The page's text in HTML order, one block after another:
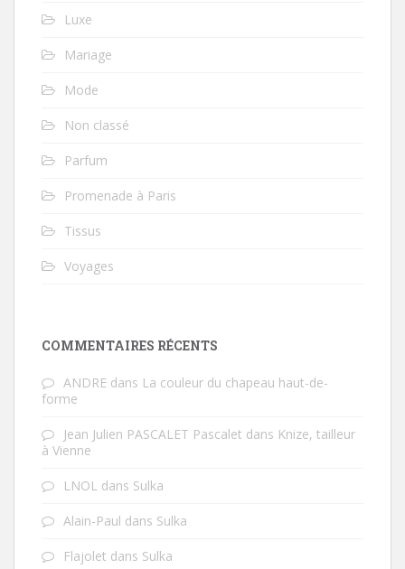
Luxe
Mariage
Mode
Non classé
Parfum
Promenade à Paris
Tissus
Voyages
COMMENTAIRES RÉCENTS
ANDRE dans La couleur du chapeau haut-de-
forme
Jean Julien PASCALET Pascalet dans Knize, tailleur
à Vienne
LNOL dans Sulka
Alain-Paul dans Sulka
Flajolet dans Sulka